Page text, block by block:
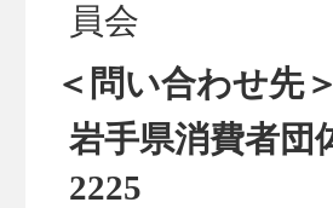
員会
＜問い合わせ先
岩手県消費者
2225